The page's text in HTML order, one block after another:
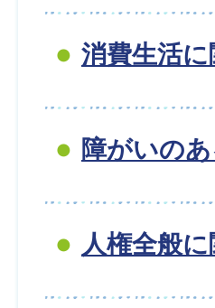
消費生活
障がいの
人権全般